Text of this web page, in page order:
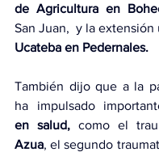
de Agricultura en
Ucateba en Pedernales.
También dijo que a la
ha impulsado
en salud,
Azua, el segundo